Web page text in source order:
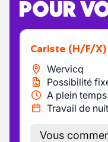
POUR
Cariste (H/F/X)
Wervicq
Possibilité
A plein temps
Travail de nuit
Vous